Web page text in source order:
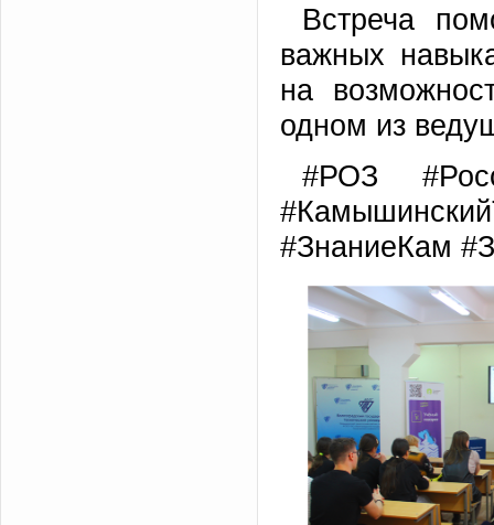
Встреча
важных
на
одном из
#РОЗ
#ЗнаниеКам